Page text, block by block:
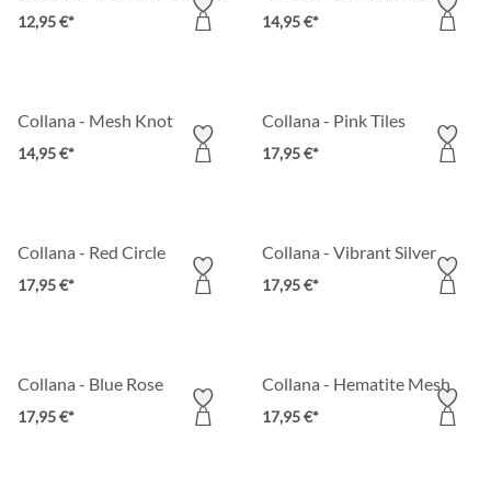
12,95 €* 14,95 €*
Collana - Mesh Knot
14,95 €*
Collana - Pink Tiles
17,95 €*
Collana - Red Circle
17,95 €*
Collana - Vibrant Silver
17,95 €*
Collana - Blue Rose
17,95 €*
Collana - Hematite Mesh
17,95 €*